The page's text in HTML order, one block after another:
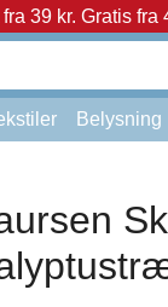
fra 39 kr. Gratis fra
Belysning